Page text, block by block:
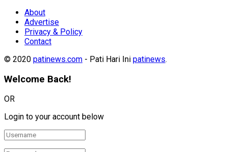
About
Advertise
Privacy & Policy
Contact
© 2020 patinews.com - Pati Hari Ini patinews.
Welcome Back!
OR
Login to your account below